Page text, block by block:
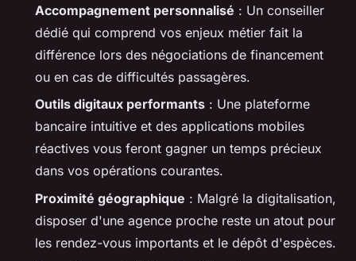
Accompagnement personnalisé : Un conseiller
dédié qui comprend vos enjeux métier fait la
différence lors des négociations de financement
ou en cas de difficultés passagères.
Outils digitaux performants : Une plateforme
bancaire intuitive et des applications mobiles
réactives vous feront gagner un temps précieux
dans vos opérations courantes.
Proximité géographique : Malgré la digitalisation,
disposer d'une agence proche reste un atout pour
les rendez-vous importants et le dépôt d'espèces.